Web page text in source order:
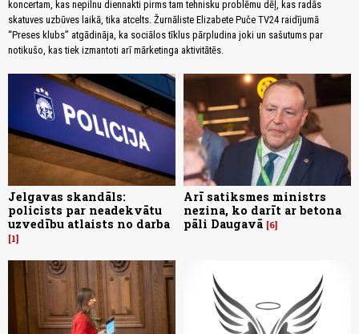
koncertam, kas nepilnu diennakti pirms tam tehnisku problēmu dēļ, kas radās
skatuves uzbūves laikā, tika atcelts. Žurnāliste Elizabete Puče TV24 raidījumā
“Preses klubs” atgādināja, ka sociālos tīklus pārpludina joki un sašutums par
notikušo, kas tiek izmantoti arī mārketinga aktivitātēs.
Jelgavas skandāls:
policists par neadekvātu
uzvedību atlaists no darba
1
Arī satiksmes ministrs
nezina, ko darīt ar betona
pāli Daugavā 6